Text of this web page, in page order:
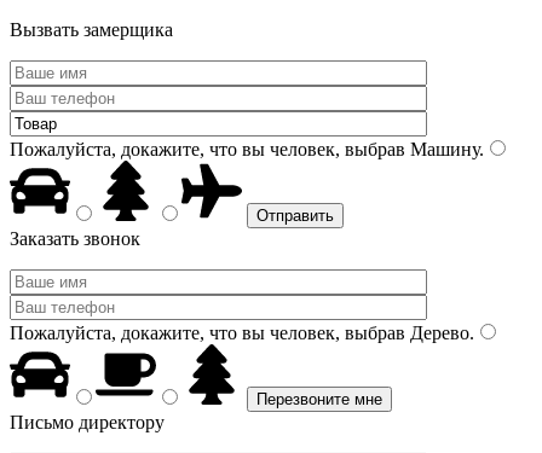
Вызвать замерщика
Пожалуйста, докажите, что вы человек, выбрав Машину.
Заказать звонок
Пожалуйста, докажите, что вы человек, выбрав Дерево.
Письмо директору